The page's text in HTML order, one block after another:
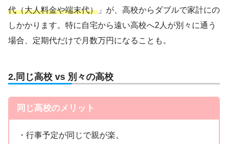
代（大人料金や端末代） 」が、高校からダブルで家計にの
しかかります。特に自宅から遠い高校へ2人が別々に通う
場合、定期代だけで月数万円になることも。
2.同じ高校 vs 別々の高校
同じ高校のメリット
・行事予定が同じで親が楽。